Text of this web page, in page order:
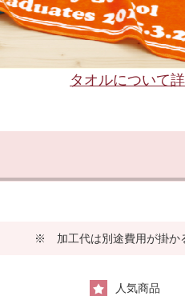
タオルについて
※ 加工代は別途費用が掛か
人気商品